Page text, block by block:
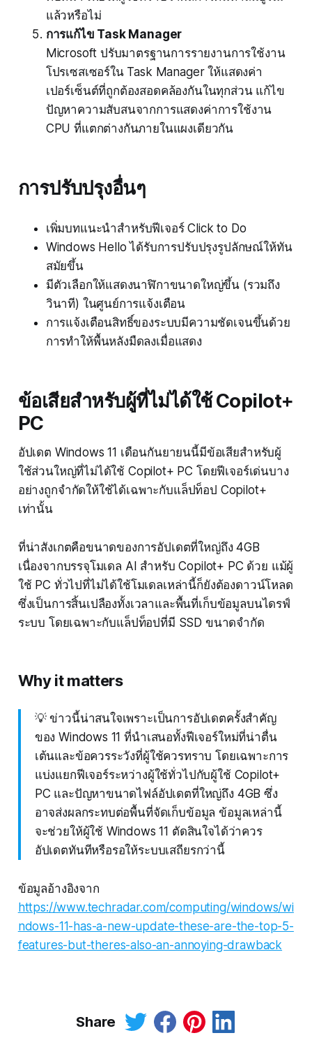
แล้วหรือไม่
การแก้ไข Task Manager
Microsoft ปรับมาตรฐานการรายงานการใช้งาน
โปรเซสเซอร์ใน Task Manager ให้แสดงค่า
เปอร์เซ็นต์ที่ถูกต้องสอดคล้องกันในทุกส่วน แก้ไข
ปัญหาความสับสนจากการแสดงค่าการใช้งาน
CPU ที่แตกต่างกันภายในแผงเดียวกัน
การปรับปรุงอื่นๆ
เพิ่มบทแนะนำสำหรับฟีเจอร์ Click to Do
Windows Hello ได้รับการปรับปรุงรูปลักษณ์ให้ทัน
สมัยขึ้น
มีตัวเลือกให้แสดงนาฬิกาขนาดใหญ่ขึ้น (รวมถึง
วินาที) ในศูนย์การแจ้งเตือน
การแจ้งเตือนสิทธิ์ของระบบมีความชัดเจนขึ้นด้วย
การทำให้พื้นหลังมืดลงเมื่อแสดง
ข้อเสียสำหรับผู้ที่ไม่ได้ใช้ Copilot+
PC
อัปเดต Windows 11 เดือนกันยายนนี้มีข้อเสียสำหรับผู้
ใช้ส่วนใหญ่ที่ไม่ได้ใช้ Copilot+ PC โดยฟีเจอร์เด่นบาง
อย่างถูกจำกัดให้ใช้ได้เฉพาะกับแล็ปท็อป Copilot+
เท่านั้น
ที่น่าสังเกตคือขนาดของการอัปเดตที่ใหญ่ถึง 4GB
เนื่องจากบรรจุโมเดล AI สำหรับ Copilot+ PC ด้วย แม้ผู้
ใช้ PC ทั่วไปที่ไม่ได้ใช้โมเดลเหล่านี้ก็ยังต้องดาวน์โหลด
ซึ่งเป็นการสิ้นเปลืองทั้งเวลาและพื้นที่เก็บข้อมูลบนไดรฟ์
ระบบ โดยเฉพาะกับแล็ปท็อปที่มี SSD ขนาดจำกัด
Why it matters
💡 ข่าวนี้น่าสนใจเพราะเป็นการอัปเดตครั้งสำคัญ
ของ Windows 11 ที่นำเสนอทั้งฟีเจอร์ใหม่ที่น่าตื่น
เต้นและข้อควรระวังที่ผู้ใช้ควรทราบ โดยเฉพาะการ
แบ่งแยกฟีเจอร์ระหว่างผู้ใช้ทั่วไปกับผู้ใช้ Copilot+
PC และปัญหาขนาดไฟล์อัปเดตที่ใหญ่ถึง 4GB ซึ่ง
อาจส่งผลกระทบต่อพื้นที่จัดเก็บข้อมูล ข้อมูลเหล่านี้
จะช่วยให้ผู้ใช้ Windows 11 ตัดสินใจได้ว่าควร
อัปเดตทันทีหรือรอให้ระบบเสถียรกว่านี้
ข้อมูลอ้างอิงจาก
https://www.techradar.com/computing/windows/wi
ndows-11-has-a-new-update-these-are-the-top-5-
features-but-theres-also-an-annoying-drawback
Share